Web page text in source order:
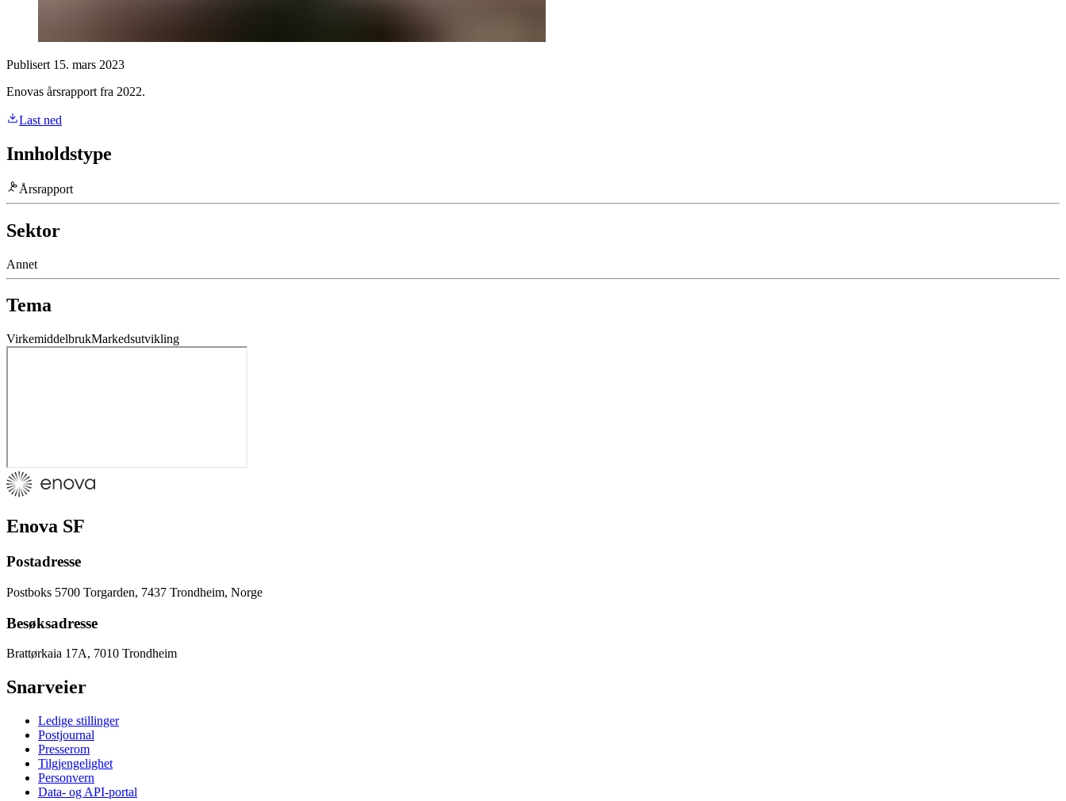
Publisert 15. mars 2023
Enovas årsrapport fra 2022.
Last ned
Innholdstype
Årsrapport
Sektor
Annet
Tema
VirkemiddelbrukMarkedsutvikling
Enova SF
Postadresse
Postboks 5700 Torgarden, 7437 Trondheim, Norge
Besøksadresse
Brattørkaia 17A, 7010 Trondheim
Snarveier
Ledige stillinger
Postjournal
Presserom
Tilgjengelighet
Personvern
Data- og API-portal